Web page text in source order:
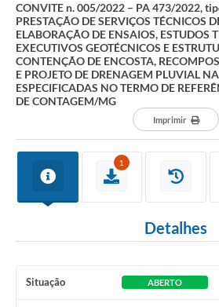
CONVITE n. 005/2022 – PA 473/2022,
PRESTAÇÃO DE SERVIÇOS TÉCNICOS
ELABORAÇÃO DE ENSAIOS, ESTUDOS
EXECUTIVOS GEOTÉCNICOS E
CONTENÇÃO DE ENCOSTA,
E PROJETO DE DRENAGEM PLUVIAL
ESPECIFICADAS NO TERMO DE
DE CONTAGEM/MG
Imprimir
1
Detalhes
Situação ABERTO